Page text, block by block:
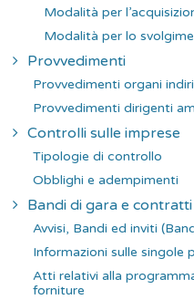
Modalità per
Modalità per lo
Provvedimenti
Provvedimenti organi
Provvedimenti dirigenti
Controlli sulle imprese
Tipologie di controllo
Obblighi e adempimenti
Bandi di gara e contratti
Avvisi, Bandi ed inviti
Informazioni sulle singole
Atti relativi alla
forniture